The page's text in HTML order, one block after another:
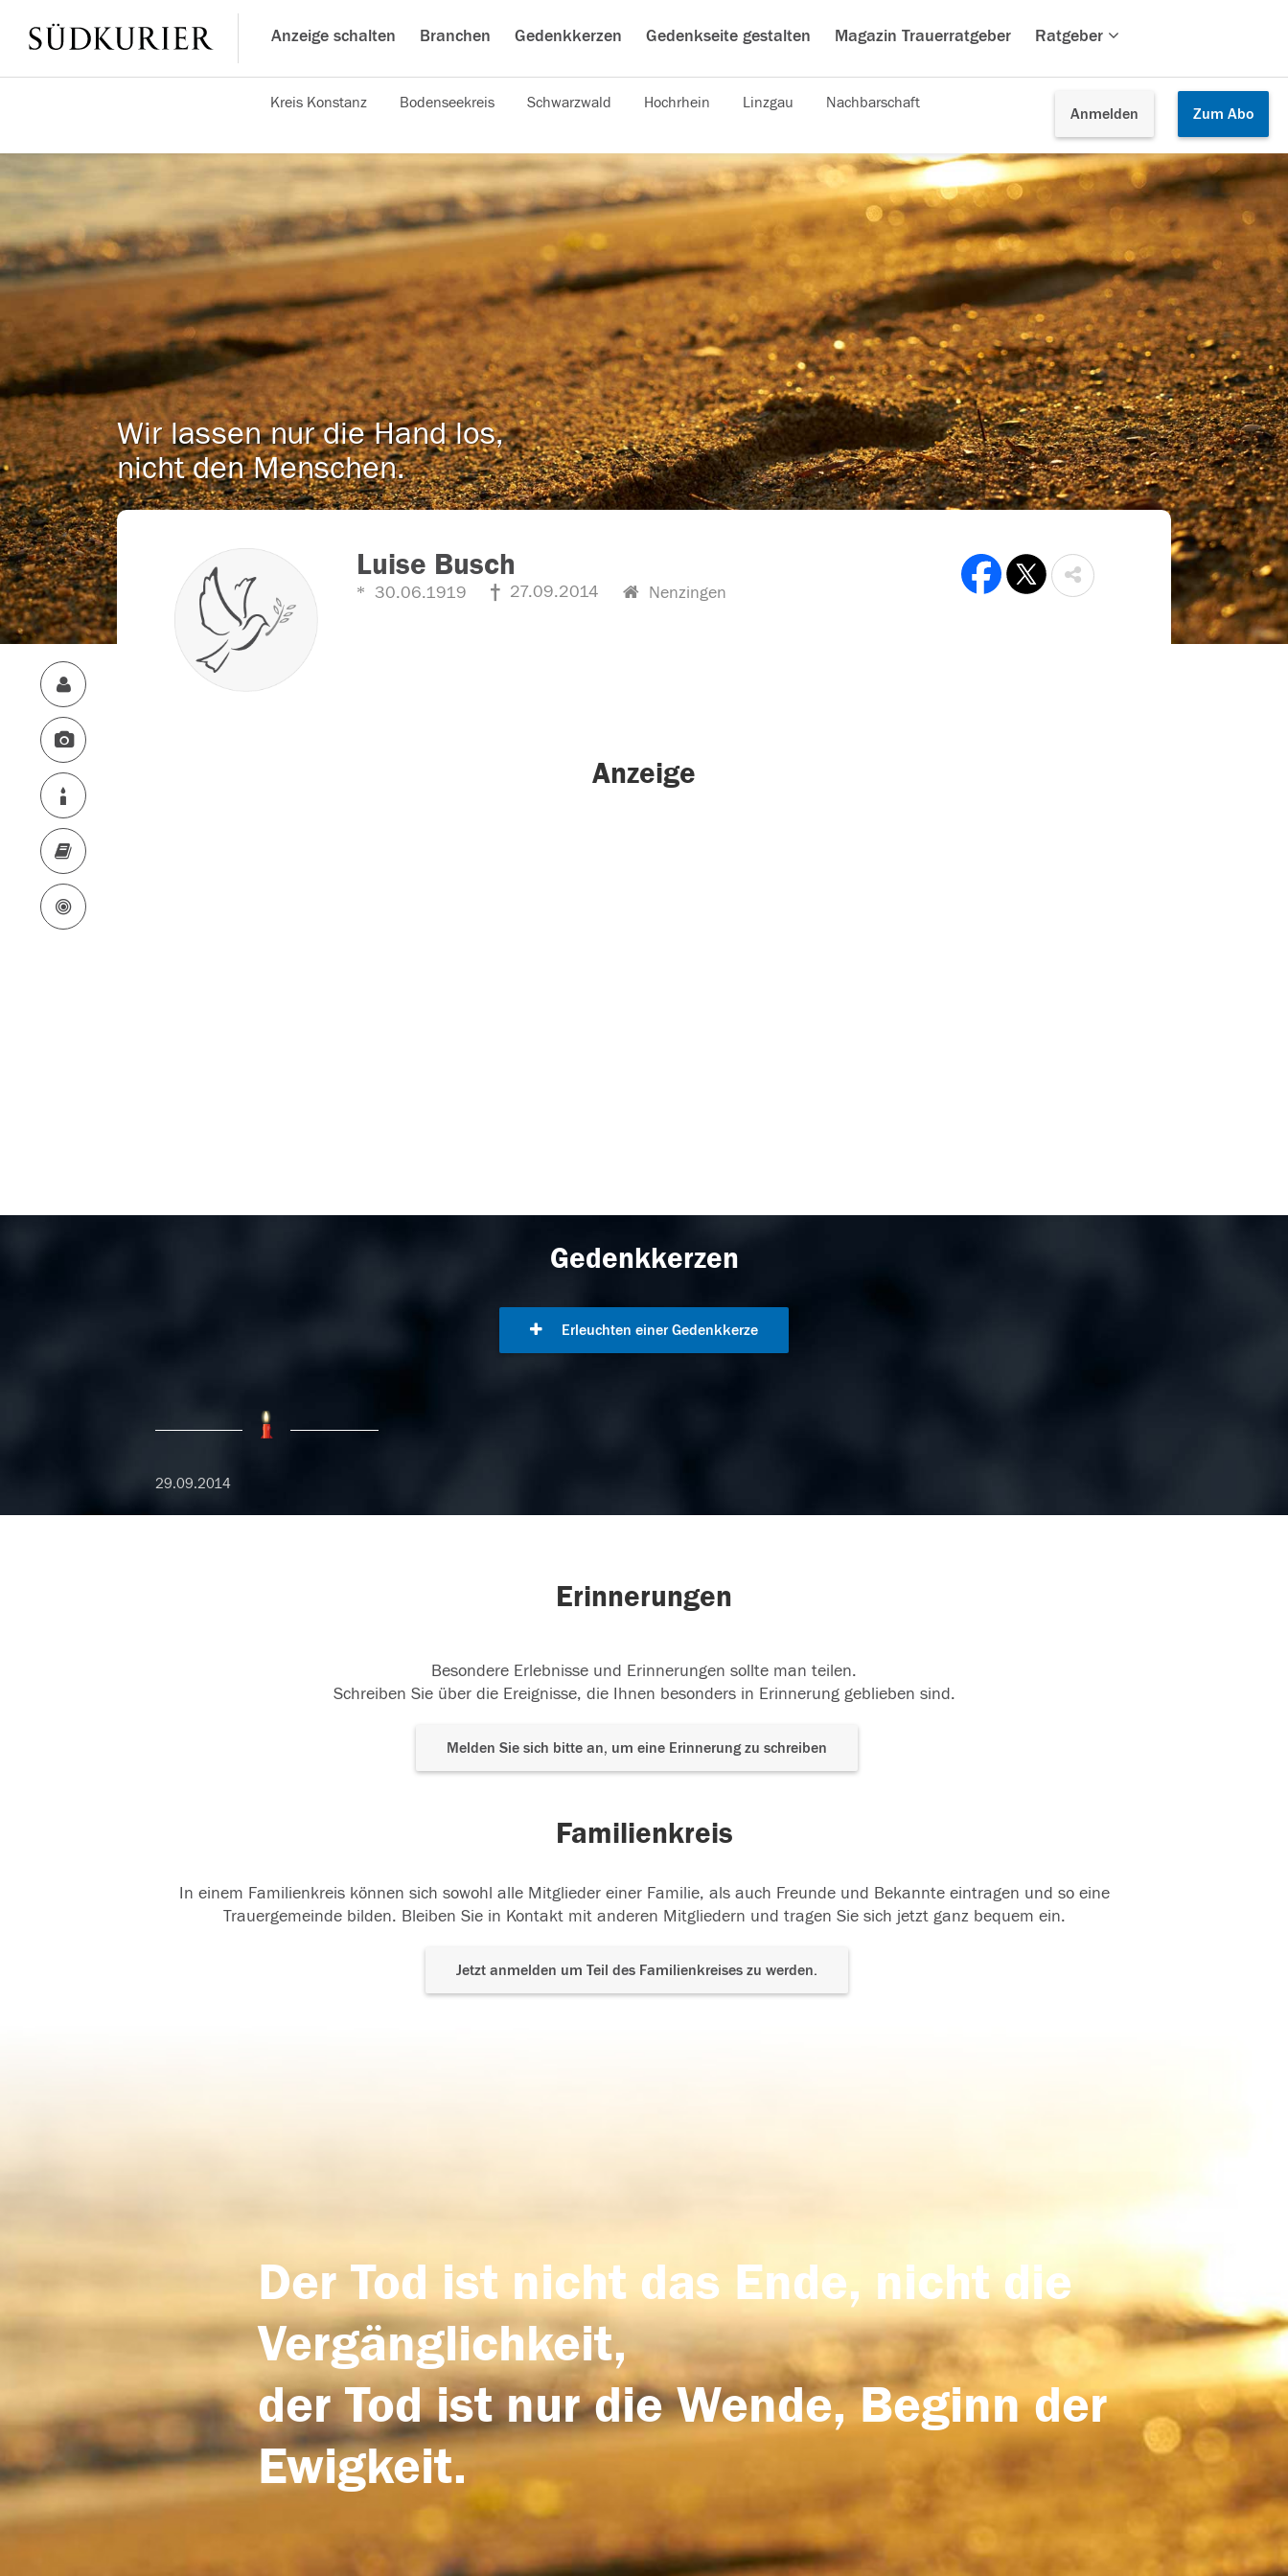
Anzeige schalten Branchen Gedenkkerzen Gedenkseite gestalten Magazin Trauerratgeber Ratgeber
Anmelden Zum Abo
Kreis Konstanz Bodenseekreis Schwarzwald Hochrhein Linzgau Nachbarschaft
Wir lassen nur die Hand los,
nicht den Menschen.
Luise Busch
30.06.1919 27.09.2014 Nenzingen
Anzeige
Gedenkkerzen
Erleuchten einer Gedenkkerze
29.09.2014
Erinnerungen
Besondere Erlebnisse und Erinnerungen sollte man teilen.
Schreiben Sie über die Ereignisse, die Ihnen besonders in Erinnerung geblieben sind.
Melden Sie sich bitte an, um eine Erinnerung zu schreiben
Familienkreis
In einem Familienkreis können sich sowohl alle Mitglieder einer Familie, als auch Freunde und Bekannte eintragen und so eine
Trauergemeinde bilden. Bleiben Sie in Kontakt mit anderen Mitgliedern und tragen Sie sich jetzt ganz bequem ein.
Jetzt anmelden um Teil des Familienkreises zu werden.
Der Tod ist nicht das Ende, nicht die
Vergänglichkeit,
der Tod ist nur die Wende, Beginn der
Ewigkeit.